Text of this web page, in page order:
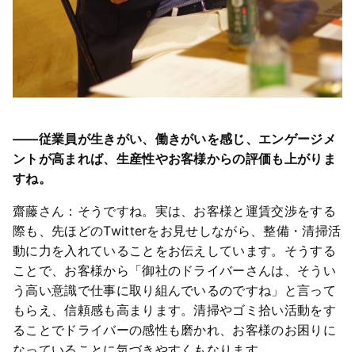
――従業員が生きがい、働きがいを感じ、エンゲージメ
ントが高まれば、生産性やお客様からの評価も上がりま
すね。
齋藤さん：そうですね。実は、お客様と運賃交渉をする
際も、先ほどのTwitterをお見せしながら、整備・清掃活
動に力を入れていることをお伝えしています。そうする
ことで、お客様から「御社のドライバーさんは、そうい
う高い意識で仕事に取り組んでいるのですね」と言って
もらえ、信頼感も高まります。清掃やゴミ拾い活動をす
ることでドライバーの感性も磨かれ、お客様のお困りに